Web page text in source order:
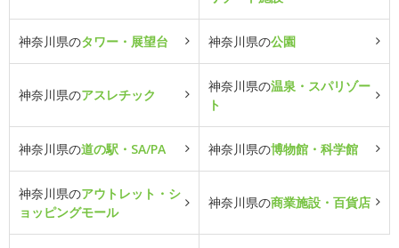
神奈川県のタワー・展望台 神奈川県の公園
神奈川県のアスレチック
神奈川県の温泉・スパリゾー
ト
神奈川県の道の駅・SA/PA 神奈川県の博物館・科学館
神奈川県のアウトレット・シ
ョッピングモール
神奈川県の商業施設・百貨店